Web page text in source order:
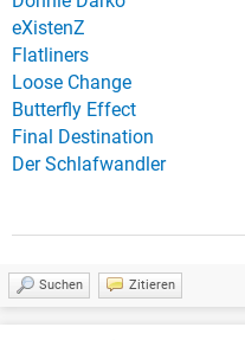
eXistenZ
Flatliners
Loose Change
Butterfly Effect
Final Destination
Der Schlafwandler
Suchen Zitieren